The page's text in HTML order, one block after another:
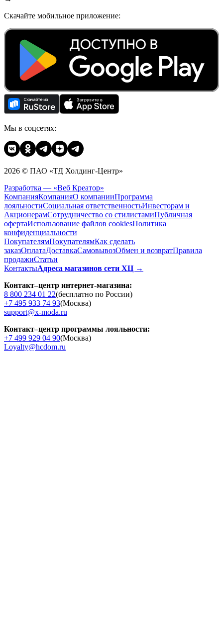
Скачайте мобильное приложение:
Мы в соцсетях:
2026 © ПАО «ТД Холдинг-Центр»
Разработка — «Веб Креатор»
КомпанияКомпанияО компанииПрограмма
лояльностиСоциальная ответственностьИнвесторам и
АкционерамСотрудничество со стилистамиПубличная
офертаИспользование файлов cookiesПолитика
конфиденциальности
ПокупателямПокупателямКак сделать
заказОплатаДоставкаCамовывозОбмен и возвратПравила
продажиСтатьи
КонтактыАдреса магазинов сети ХЦ →
Контакт–центр интернет-магазина:
8 800 234 01 22(бесплатно по России)
+7 495 933 74 93(Москва)
support@x-moda.ru
Контакт–центр программы лояльности:
+7 499 929 04 90(Москва)
Loyalty@hcdom.ru